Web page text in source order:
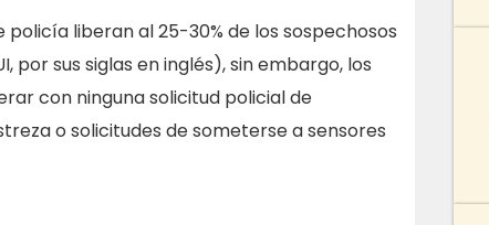
policía liberan al 25-30% de los sospechosos
por sus siglas en inglés), sin embargo, los
con ninguna solicitud policial de
o solicitudes de someterse a sensores